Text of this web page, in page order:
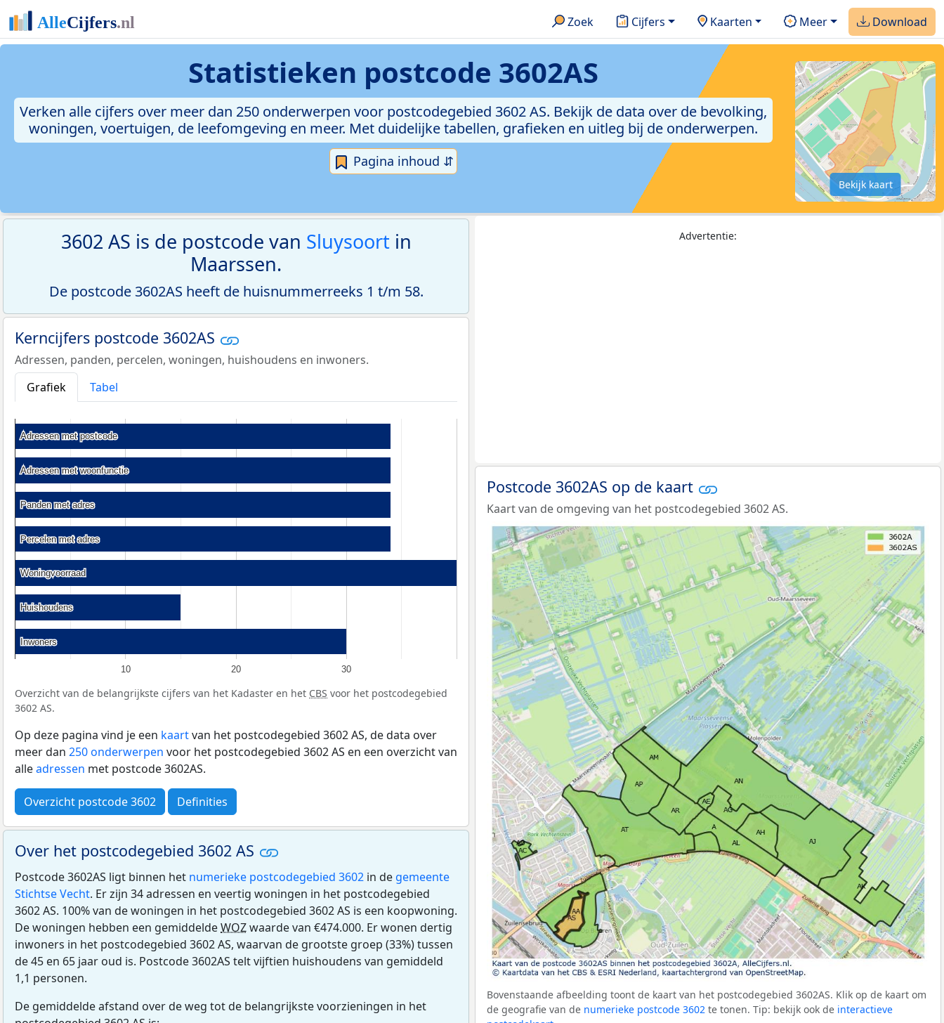
Zoek Cijfers Kaarten Meer Download
Statistieken postcode 3602AS
Verken alle cijfers over meer dan 250 onderwerpen voor postcodegebied 3602 AS. Bekijk de data over de bevolking,
woningen, voertuigen, de leefomgeving en meer. Met duidelijke tabellen, grafieken en uitleg bij de onderwerpen.
Pagina inhoud ⇵
Bekijk kaart
3602 AS is de postcode van Sluysoortin
Maarssen.
De postcode 3602AS heeft de huisnummerreeks 1 t/m 58.
Kerncijfers postcode 3602AS
Adressen, panden, percelen, woningen, huishoudens en inwoners.
Grafiek
Tabel
10 20 30
Adressen met postcode
Adressen met postcode
Adressen met woonfunctie
Adressen met woonfunctie
Panden met adres
Panden met adres
Percelen met adres
Percelen met adres
Woningvoorraad
Woningvoorraad
Huishoudens
Huishoudens
Inwoners
Inwoners
Overzicht van de belangrijkste cijfers van het Kadaster en het CBS voor het postcodegebied
3602 AS.
Op deze pagina vind je een kaartvan het postcodegebied 3602 AS, de data over
meer dan 250 onderwerpen voor het postcodegebied 3602 AS en een overzicht van
alleadressen met postcode 3602AS.
Overzicht postcode 3602 Definities
Over het postcodegebied 3602 AS
Postcode 3602AS ligt binnen het numerieke postcodegebied 3602 in de gemeente
Stichtse Vecht. Er zijn 34 adressen en veertig woningen in het postcodegebied
3602 AS. 100% van de woningen in het postcodegebied 3602 AS is een koopwoning.
De woningen hebben een gemiddeldeWOZwaarde van €474.000. Er wonen dertig
inwoners in het postcodegebied 3602 AS, waarvan de grootste groep (33%) tussen
de 45 en 65 jaar oud is. Postcode 3602AS telt vijftien huishoudens van gemiddeld
1,1 personen.
De gemiddelde afstand over de weg tot de belangrijkste voorzieningen in het
Advertentie:
Postcode 3602AS op de kaart
Kaart van de omgeving van het postcodegebied 3602 AS.
Bovenstaande afbeelding toont de kaart van het postcodegebied 3602AS. Klik op de kaart om
de geografie van de numerieke postcode 3602 te tonen. Tip: bekijk ook de interactieve